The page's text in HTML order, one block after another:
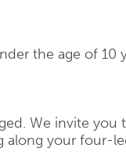
the age of 10
We invite you
your four-